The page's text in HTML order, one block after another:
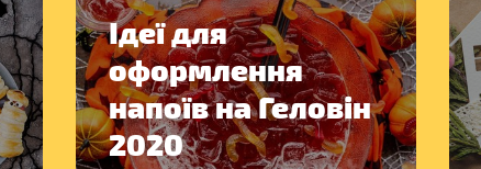
Ідеї для
оформлення
напоїв на Геловін
2020